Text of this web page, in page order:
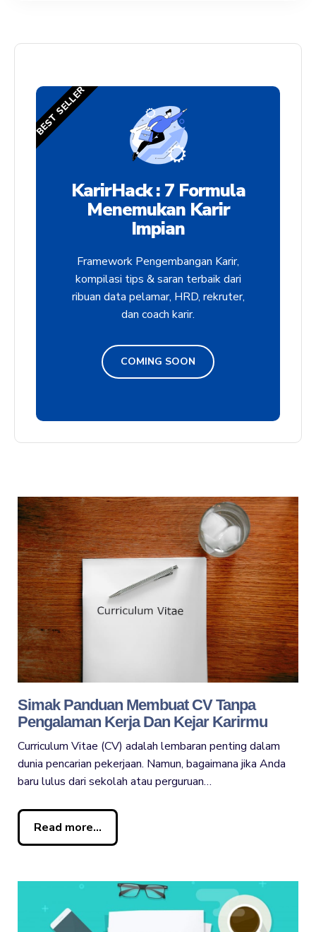
KarirHack : 7 Formula
Menemukan Karir
Impian
Framework Pengembangan Karir,
kompilasi tips & saran terbaik dari
ribuan data pelamar, HRD, rekruter,
dan coach karir.
COMING SOON
BEST SELLER
Simak Panduan Membuat CV Tanpa
Pengalaman Kerja Dan Kejar Karirmu
Curriculum Vitae (CV) adalah lembaran penting dalam
dunia pencarian pekerjaan. Namun, bagaimana jika Anda
baru lulus dari sekolah atau perguruan…
Read more...